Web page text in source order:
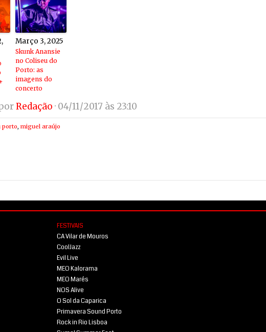
Março 3, 2025
Skunk Anansie
no Coliseu do
Porto: as
imagens do
concerto
Redação · 04/11/2017 às 23:10
porto, miguel araújo
FESTIVAIS
CA Vilar de Mouros
CoolJazz
Evil Live
MEO Kalorama
MEO Marés
NOS Alive
O Sol da Caparica
Primavera Sound Porto
Rock in Rio Lisboa